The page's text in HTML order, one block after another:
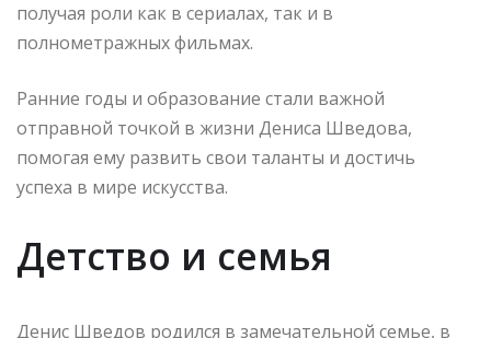
получая роли как в сериалах, так и в
полнометражных фильмах.
Ранние годы и образование стали важной
отправной точкой в жизни Дениса Шведова,
помогая ему развить свои таланты и достичь
успеха в мире искусства.
Детство и семья
Денис Шведов родился в замечательной семье, в